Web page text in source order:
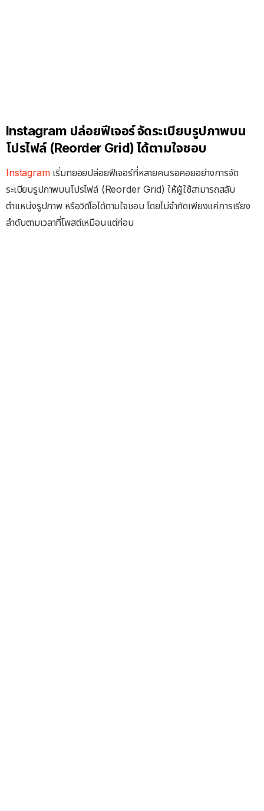
Instagram ปล่อยฟีเจอร์ จัดระเบียบรูปภาพบน
โปรไฟล์ (Reorder Grid) ได้ตามใจชอบ
Instagramเริ่มทยอยปล่อยฟีเจอร์ที่หลายคนรอคอยอย่างการจัด
ระเบียบรูปภาพบนโปรไฟล์ (Reorder Grid) ให้ผู้ใช้สามารถสลับ
ตำแหน่งรูปภาพ หรือวิดีโอได้ตามใจชอบ โดยไม่จำกัดเพียงแค่การเรียง
ลำดับตามเวลาที่โพสต์เหมือนแต่ก่อน